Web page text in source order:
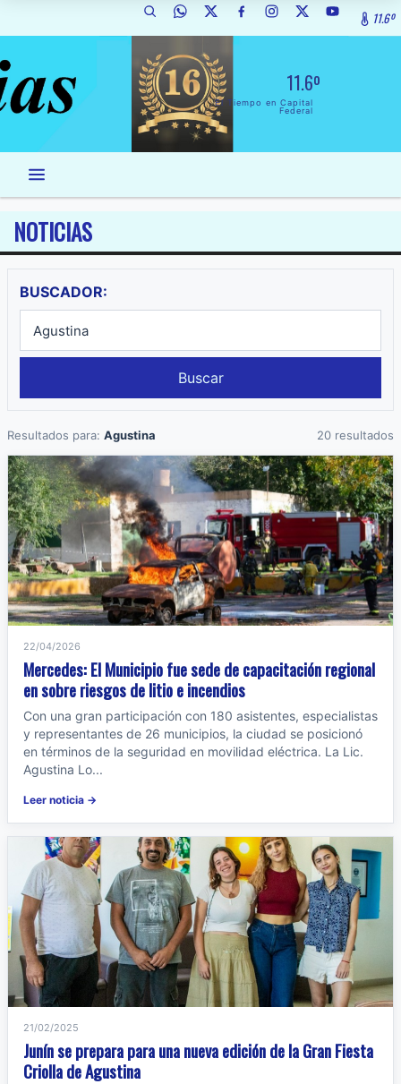
11.6º
11.6º
El Tiempo en Capital
Federal
NOTICIAS
BUSCADOR:
Buscar
Resultados para: Agustina 20 resultados
22/04/2026
Mercedes: El Municipio fue sede de capacitación regional
en sobre riesgos de litio e incendios
Con una gran participación con 180 asistentes, especialistas
y representantes de 26 municipios, la ciudad se posicionó
en términos de la seguridad en movilidad eléctrica. La Lic.
Agustina Lo...
Leer noticia →
21/02/2025
Junín se prepara para una nueva edición de la Gran Fiesta
Criolla de Agustina